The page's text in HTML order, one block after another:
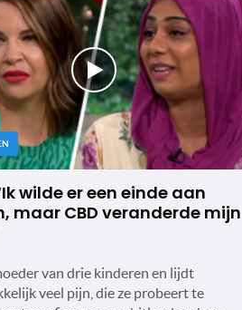
wilde er een einde aan
maar CBD veranderde mijn
van drie kinderen en lijdt
veel pijn, die ze probeert te